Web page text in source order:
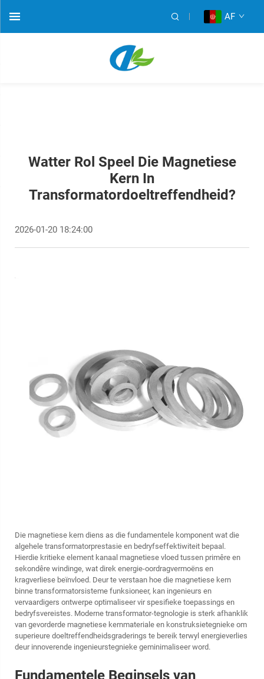
AF
Watter Rol Speel Die Magnetiese
Kern In
Transformatordoeltreffendheid?
2026-01-20 18:24:00
Die magnetiese kern diens as die fundamentele komponent wat die
algehele transformatorprestasie en bedryfseffektiwiteit bepaal.
Hierdie kritieke element kanaal magnetiese vloed tussen primêre en
sekondêre windinge, wat direk energie-oordragvermoëns en
kragverliese beïnvloed. Deur te verstaan hoe die magnetiese kern
binne transformatorsisteme funksioneer, kan ingenieurs en
vervaardigers ontwerpe optimaliseer vir spesifieke toepassings en
bedryfsvereistes. Moderne transformator-tegnologie is sterk afhanklik
van gevorderde magnetiese kernmateriale en konstruksietegnieke om
superieure doeltreffendheidsgraderings te bereik terwyl energieverlies
deur innoverende ingenieurstegnieke geminimaliseer word.
Fundamentele Beginsels van